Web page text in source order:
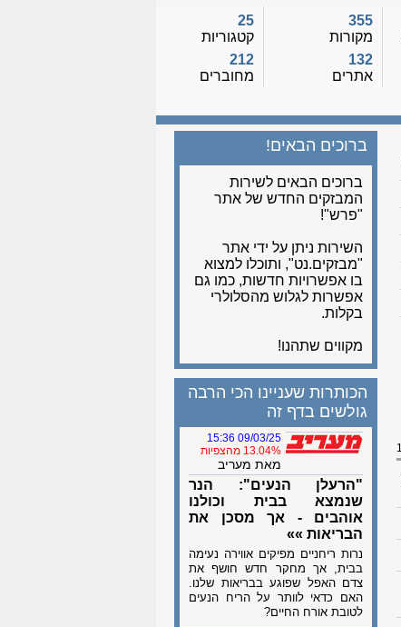
355
מקורות
132
אתרים
25
קטגוריות
212
מחוברים
ברוכים הבאים!
ברוכים הבאים לשירות
המבזקים החדש של אתר
"פרש"!
השירות ניתן על ידי אתר
"מבזקים.נט", ותוכלו למצוא
בו אפשרויות חדשות, כמו גם
אפשרות לגלוש מהסלולרי
בקלות.
מקווים שתהנו!
הכותרות שעניינו הכי הרבה
גולשים בדף זה
09/03/25 15:36
13.04% מהצפיות
מאת מעריב
"הרעלן הנעים": הנר
שנמצא בבית וכולנו
אוהבים - אך מסכן את
הבריאות »»
נרות ריחניים מפיקים אווירה נעימה
בבית, אך מחקר חדש חושף את
צדם האפל שפוגע בבריאות שלנו.
האם כדאי לוותר על הריח הנעים
לטובת אורח החיים?